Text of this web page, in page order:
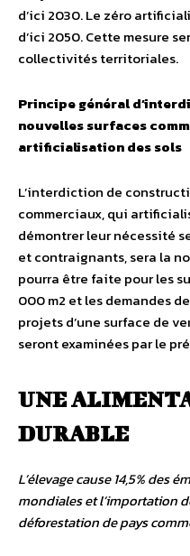
d’ici 2030. Le zéro
d’ici 2050. Cette mesure
collectivités territoriales.
Principe général
nouvelles surfaces
artificialisation des sols
L’interdiction de
commerciaux, qui
démontrer leur nécessité
et contraignants, sera la
pourra être faite pour les
000 m2 et les demandes
projets d’une surface de
seront examinées par le
UNE
DURABLE
L’élevage cause 14,5% des
mondiales et l’importation
déforestation de pays